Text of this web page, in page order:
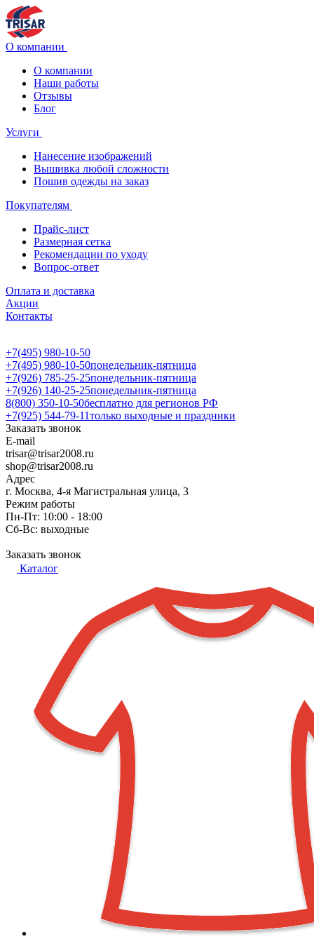
О компании
О компании
Наши работы
Отзывы
Блог
Услуги
Нанесение изображений
Вышивка любой сложности
Пошив одежды на заказ
Покупателям
Прайс-лист
Размерная сетка
Рекомендации по уходу
Вопрос-ответ
Оплата и доставка
Акции
Контакты
+7(495) 980-10-50
+7(495) 980-10-50понедельник-пятница
+7(926) 785-25-25понедельник-пятница
+7(926) 140-25-25понедельник-пятница
8(800) 350-10-50бесплатно для регионов РФ
+7(925) 544-79-11только выходные и праздники
Заказать звонок
E-mail
trisar@trisar2008.ru
shop@trisar2008.ru
Адрес
г. Москва, 4-я Магистральная улица, 3
Режим работы
Пн-Пт: 10:00 - 18:00
Сб-Вс: выходные
Заказать звонок
Каталог